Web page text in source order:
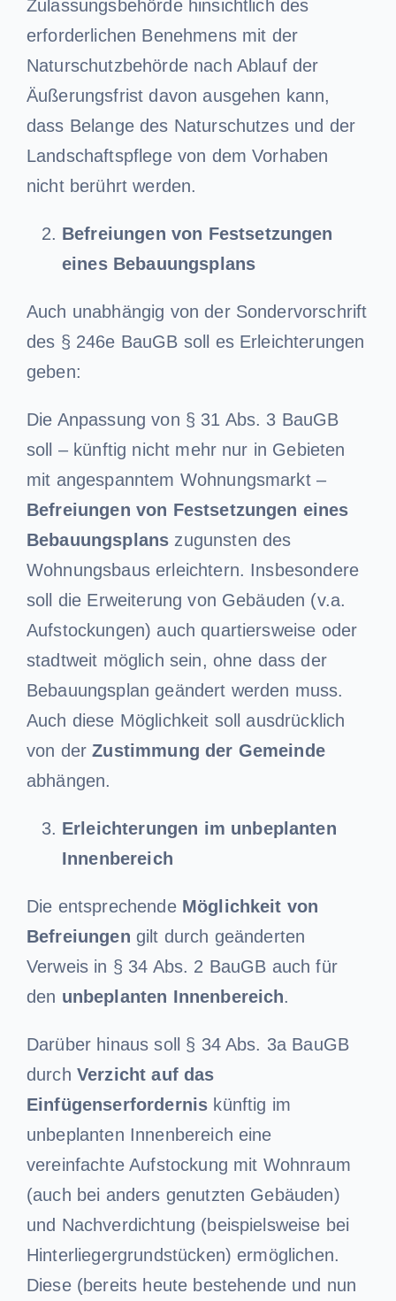
Zulassungsbehörde hinsichtlich des
erforderlichen Benehmens mit der
Naturschutzbehörde nach Ablauf der
Äußerungsfrist davon ausgehen kann,
dass Belange des Naturschutzes und der
Landschaftspflege von dem Vorhaben
nicht berührt werden.
Befreiungen von Festsetzungen
eines Bebauungsplans
Auch unabhängig von der Sondervorschrift
des § 246e BauGB soll es Erleichterungen
geben:
Die Anpassung von § 31 Abs. 3 BauGB
soll – künftig nicht mehr nur in Gebieten
mit angespanntem Wohnungsmarkt –
Befreiungen von Festsetzungen eines
Bebauungsplans zugunsten des
Wohnungsbaus erleichtern. Insbesondere
soll die Erweiterung von Gebäuden (v.a.
Aufstockungen) auch quartiersweise oder
stadtweit möglich sein, ohne dass der
Bebauungsplan geändert werden muss.
Auch diese Möglichkeit soll ausdrücklich
von derZustimmung der Gemeinde
abhängen.
Erleichterungen im unbeplanten
Innenbereich
Die entsprechende Möglichkeit von
Befreiungen gilt durch geänderten
Verweis in § 34 Abs. 2 BauGB auch für
den unbeplanten Innenbereich.
Darüber hinaus soll § 34 Abs. 3a BauGB
durch Verzicht auf das
Einfügenserfordernis künftig im
unbeplanten Innenbereich eine
vereinfachte Aufstockung mit Wohnraum
(auch bei anders genutzten Gebäuden)
und Nachverdichtung (beispielsweise bei
Hinterliegergrundstücken) ermöglichen.
Diese (bereits heute bestehende und nun